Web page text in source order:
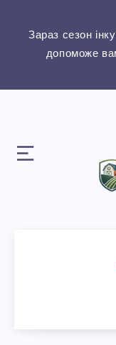
Зараз сезон
допоможе